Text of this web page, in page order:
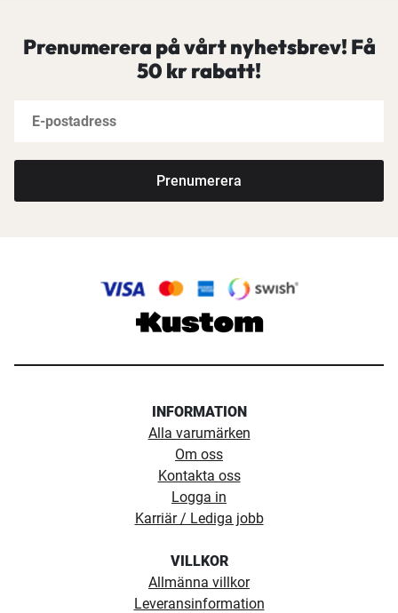
Prenumerera på vårt nyhetsbrev! Få
50 kr rabatt!
Prenumerera
INFORMATION
Alla varumärken
Om oss
Kontakta oss
Logga in
Karriär / Lediga jobb
VILLKOR
Allmänna villkor
Leveransinformation